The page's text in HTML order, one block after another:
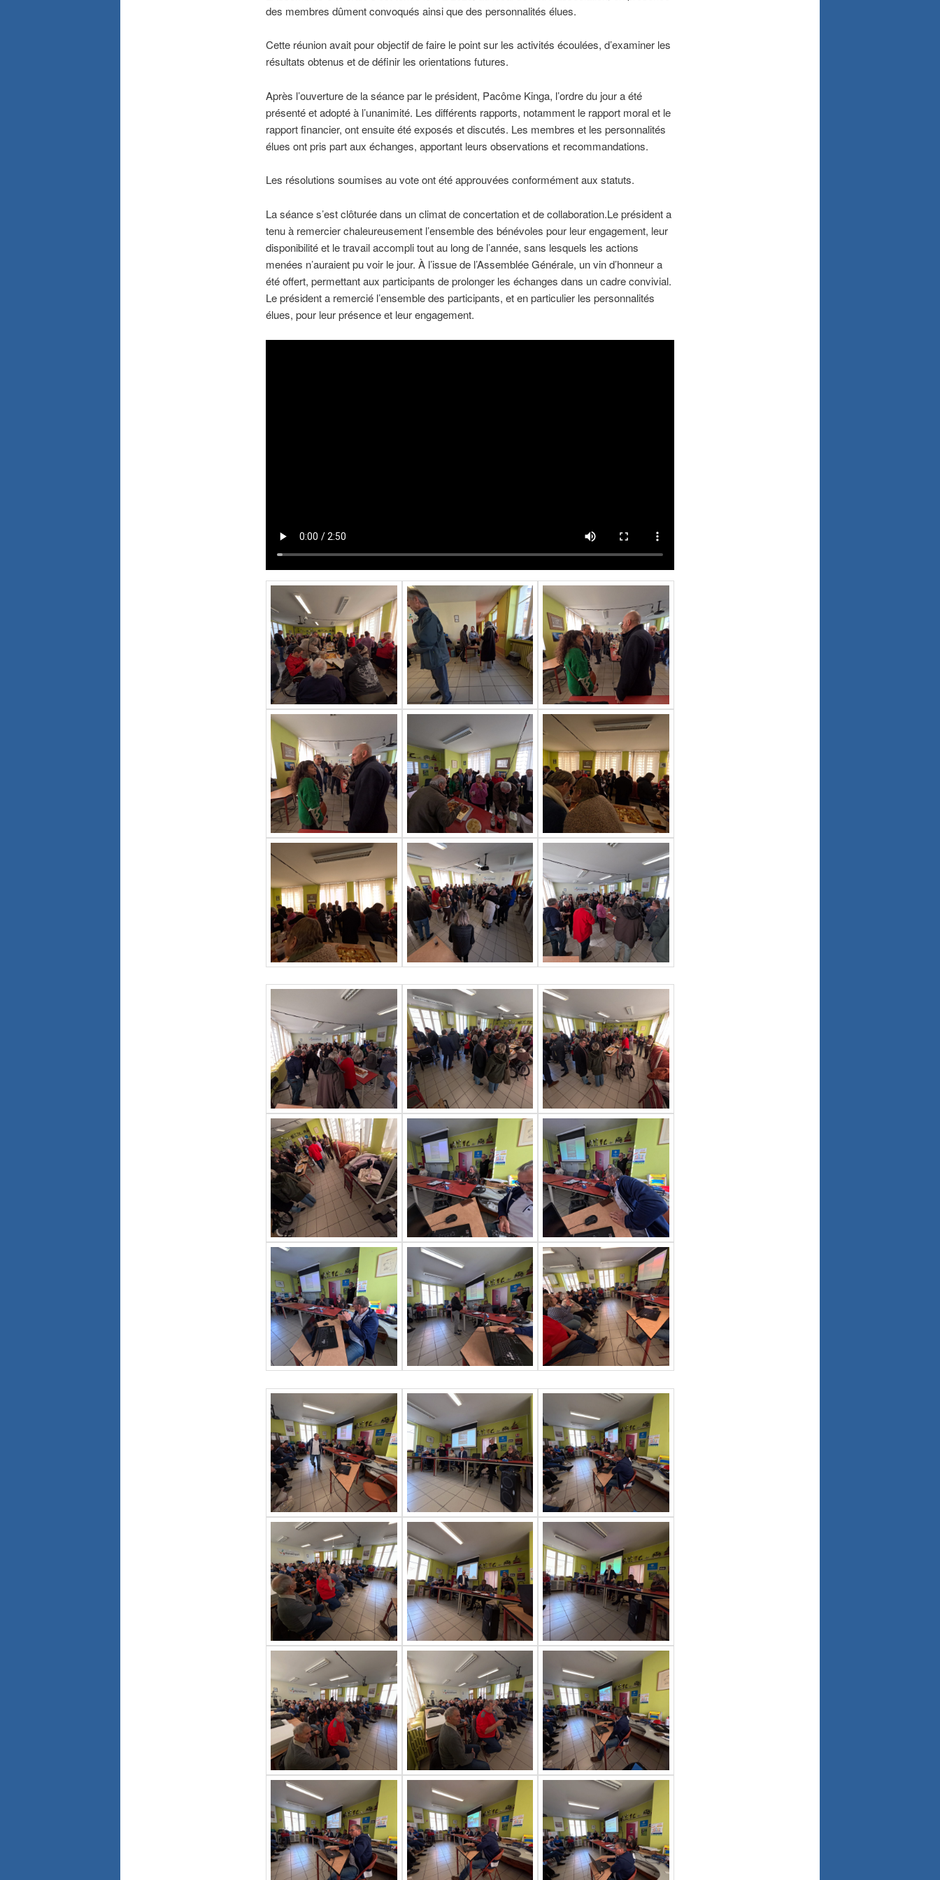
des membres dûment convoqués ainsi que des personnalités élues.
Cette réunion avait pour objectif de faire le point sur les activités écoulées, d’examiner les
résultats obtenus et de définir les orientations futures.
Après l’ouverture de la séance par le président, Pacôme Kinga, l’ordre du jour a été
présenté et adopté à l’unanimité. Les différents rapports, notamment le rapport moral et le
rapport financier, ont ensuite été exposés et discutés. Les membres et les personnalités
élues ont pris part aux échanges, apportant leurs observations et recommandations.
Les résolutions soumises au vote ont été approuvées conformément aux statuts.
La séance s’est clôturée dans un climat de concertation et de collaboration.Le président a
tenu à remercier chaleureusement l’ensemble des bénévoles pour leur engagement, leur
disponibilité et le travail accompli tout au long de l’année, sans lesquels les actions
menées n’auraient pu voir le jour. À l’issue de l’Assemblée Générale, un vin d’honneur a
été offert, permettant aux participants de prolonger les échanges dans un cadre convivial.
Le président a remercié l’ensemble des participants, et en particulier les personnalités
élues, pour leur présence et leur engagement.